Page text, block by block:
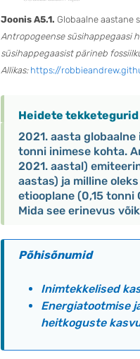
Joonis A5.1. Globaalne aastane
Antropogeense süsihappegaasi
süsihappegaasist pärineb
Allikas: https://
Heidete tekketegurid
2021. aasta
tonni inimese kohta.
2021. aastal)
aastas) ja milline
etiooplane (0,15 tonni
Mida see erinevus
Põhisõnumid
Inimtekkelised
Energiatootmise
heitkoguste